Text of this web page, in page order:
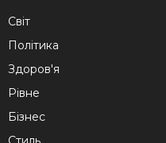
Cвіт
Політика
Здоров'я
Рівне
Бізнес